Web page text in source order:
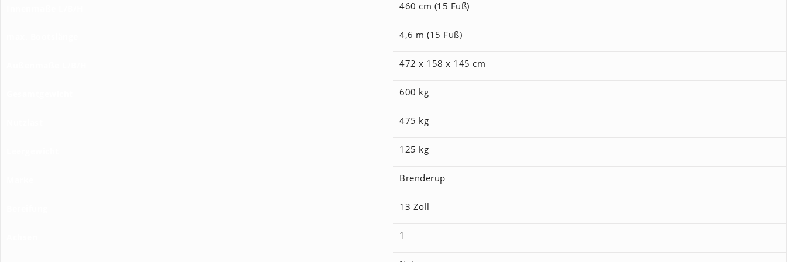
460 cm (15 Fuß)
4,6 m (15 Fuß)
472 x 158 x 145 cm
600 kg
475 kg
125 kg
Brenderup
13 Zoll
1